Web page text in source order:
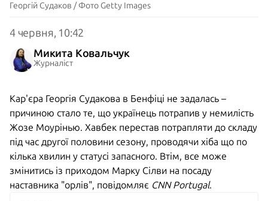
Георгій Судаков / Фото Getty Images
4 червня, 10:42
Микита Ковальчук
Журналіст
Кар'єра Георгія Судакова в Бенфіці не задалась –
причиною стало те, що українець потрапив у немилість
Жозе Моурінью. Хавбек перестав потрапляти до складу
під час другої половини сезону, проводячи хіба що по
кілька хвилин у статусі запасного. Втім, все може
змінитись із приходом Марку Сілви на посаду
наставника "орлів", повідомляє CNN Portugal.